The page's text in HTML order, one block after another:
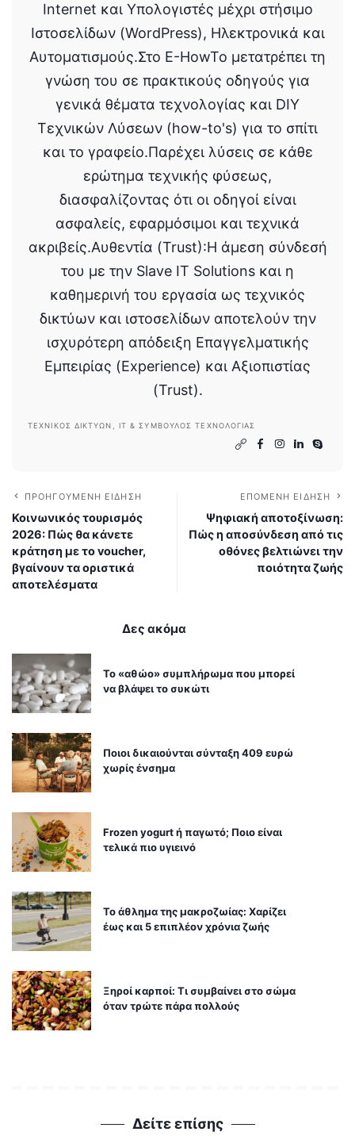
Internet και Υπολογιστές μέχρι στήσιμο
Ιστοσελίδων (WordPress), Ηλεκτρονικά και
Αυτοματισμούς.Στο E-HowTo μετατρέπει τη
γνώση του σε πρακτικούς οδηγούς για
γενικά θέματα τεχνολογίας και DIY
Τεχνικών Λύσεων (how-to's) για το σπίτι
και το γραφείο.Παρέχει λύσεις σε κάθε
ερώτημα τεχνικής φύσεως,
διασφαλίζοντας ότι οι οδηγοί είναι
ασφαλείς, εφαρμόσιμοι και τεχνικά
ακριβείς.Αυθεντία (Trust):Η άμεση σύνδεσή
του με την Slave IT Solutions και η
καθημερινή του εργασία ως τεχνικός
δικτύων και ιστοσελίδων αποτελούν την
ισχυρότερη απόδειξη Επαγγελματικής
Εμπειρίας (Experience) και Αξιοπιστίας
(Trust).
ΤΕΧΝΙΚΌΣ ΔΙΚΤΎΩΝ, IT & ΣΎΜΒΟΥΛΟΣ ΤΕΧΝΟΛΟΓΊΑΣ
ΠΡΟΗΓΟΎΜΕΝΗ ΕΊΔΗΣΗ
Κοινωνικός τουρισμός
2026: Πώς θα κάνετε
κράτηση με το voucher,
βγαίνουν τα οριστικά
αποτελέσματα
ΕΠΌΜΕΝΗ ΕΊΔΗΣΗ
Ψηφιακή αποτοξίνωση:
Πώς η αποσύνδεση από τις
οθόνες βελτιώνει την
ποιότητα ζωής
Δες ακόμα
Το «αθώο» συμπλήρωμα που μπορεί
να βλάψει το συκώτι
Ποιοι δικαιούνται σύνταξη 409 ευρώ
χωρίς ένσημα
Frozen yogurt ή παγωτό; Ποιο είναι
τελικά πιο υγιεινό
Το άθλημα της μακροζωίας: Χαρίζει
έως και 5 επιπλέον χρόνια ζωής
Ξηροί καρποί: Τι συμβαίνει στο σώμα
όταν τρώτε πάρα πολλούς
Δείτε επίσης